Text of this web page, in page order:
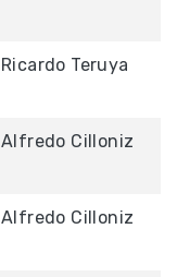
Ricardo Teruya
Alfredo Cilloniz
Alfredo Cilloniz